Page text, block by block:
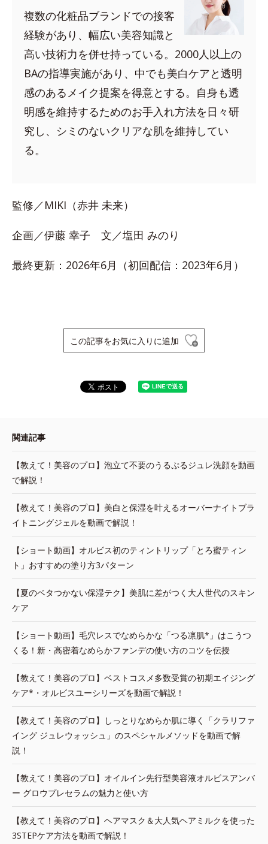
複数の化粧品ブランドでの接客
経験があり、幅広い美容知識と
高い技術力を併せ持っている。2000人以上の
BAの指導実施があり、中でも美白ケアと透明
感のあるメイク提案を得意とする。自身も透
明感を維持するためのお手入れ方法を日々研
究し、シミのないクリアな肌を維持してい
る。
監修／MIKI（赤井 未来）
企画／伊藤 幸子 文／塩田 みのり
最終更新：2026年6月（初回配信：2023年6月）
この記事をお気に入りに追加
関連記事
【教えて！美容のプロ】泡立て不要のうるぷるジュレ洗顔を動画
で解説！
【教えて！美容のプロ】美白と保湿を叶えるオーバーナイトブラ
イトニングジェルを動画で解説！
【ショート動画】オルビス初のティントリップ「とろ蜜ティン
ト」おすすめの塗り方3パターン
【夏のベタつかない保湿テク】美肌に差がつく大人世代のスキン
ケア
【ショート動画】毛穴レスでなめらかな「つる凛肌*」はこうつ
くる！新・高密着なめらかファンデの使い方のコツを伝授
【教えて！美容のプロ】ベストコスメ多数受賞の初期エイジング
ケア*・オルビスユーシリーズを動画で解説！
【教えて！美容のプロ】しっとりなめらか肌に導く「クラリファ
イング ジュレウォッシュ」のスペシャルメソッドを動画で解
説！
【教えて！美容のプロ】オイルイン先行型美容液オルビスアンバ
ー グロウプレセラムの魅力と使い方
【教えて！美容のプロ】ヘアマスク＆大人気ヘアミルクを使った
3STEPケア方法を動画で解説！